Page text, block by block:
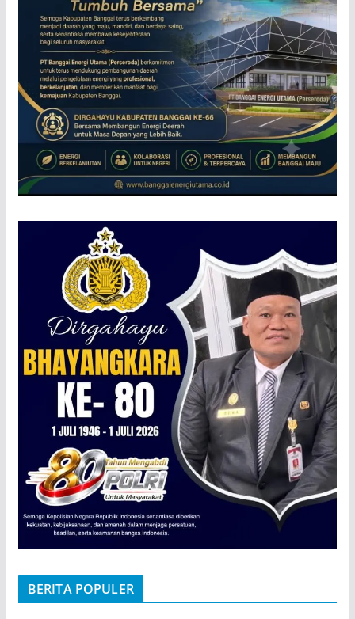
BERITA POPULER